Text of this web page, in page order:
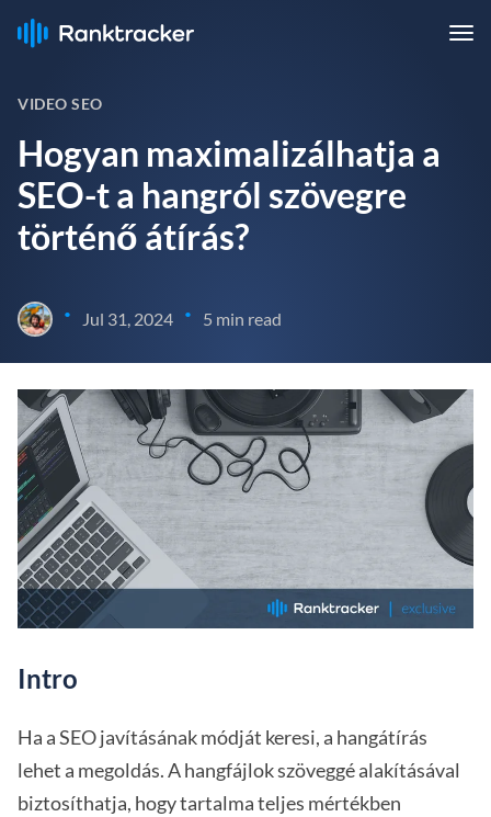
VIDEO SEO
Hogyan maximalizálhatja a
SEO-t a hangról szövegre
történő átírás?
• Jul 31, 2024 • 5 min read
Intro
Ha a SEO javításának módját keresi, a hangátírás
lehet a megoldás. A hangfájlok szöveggé alakításával
biztosíthatja, hogy tartalma teljes mértékben